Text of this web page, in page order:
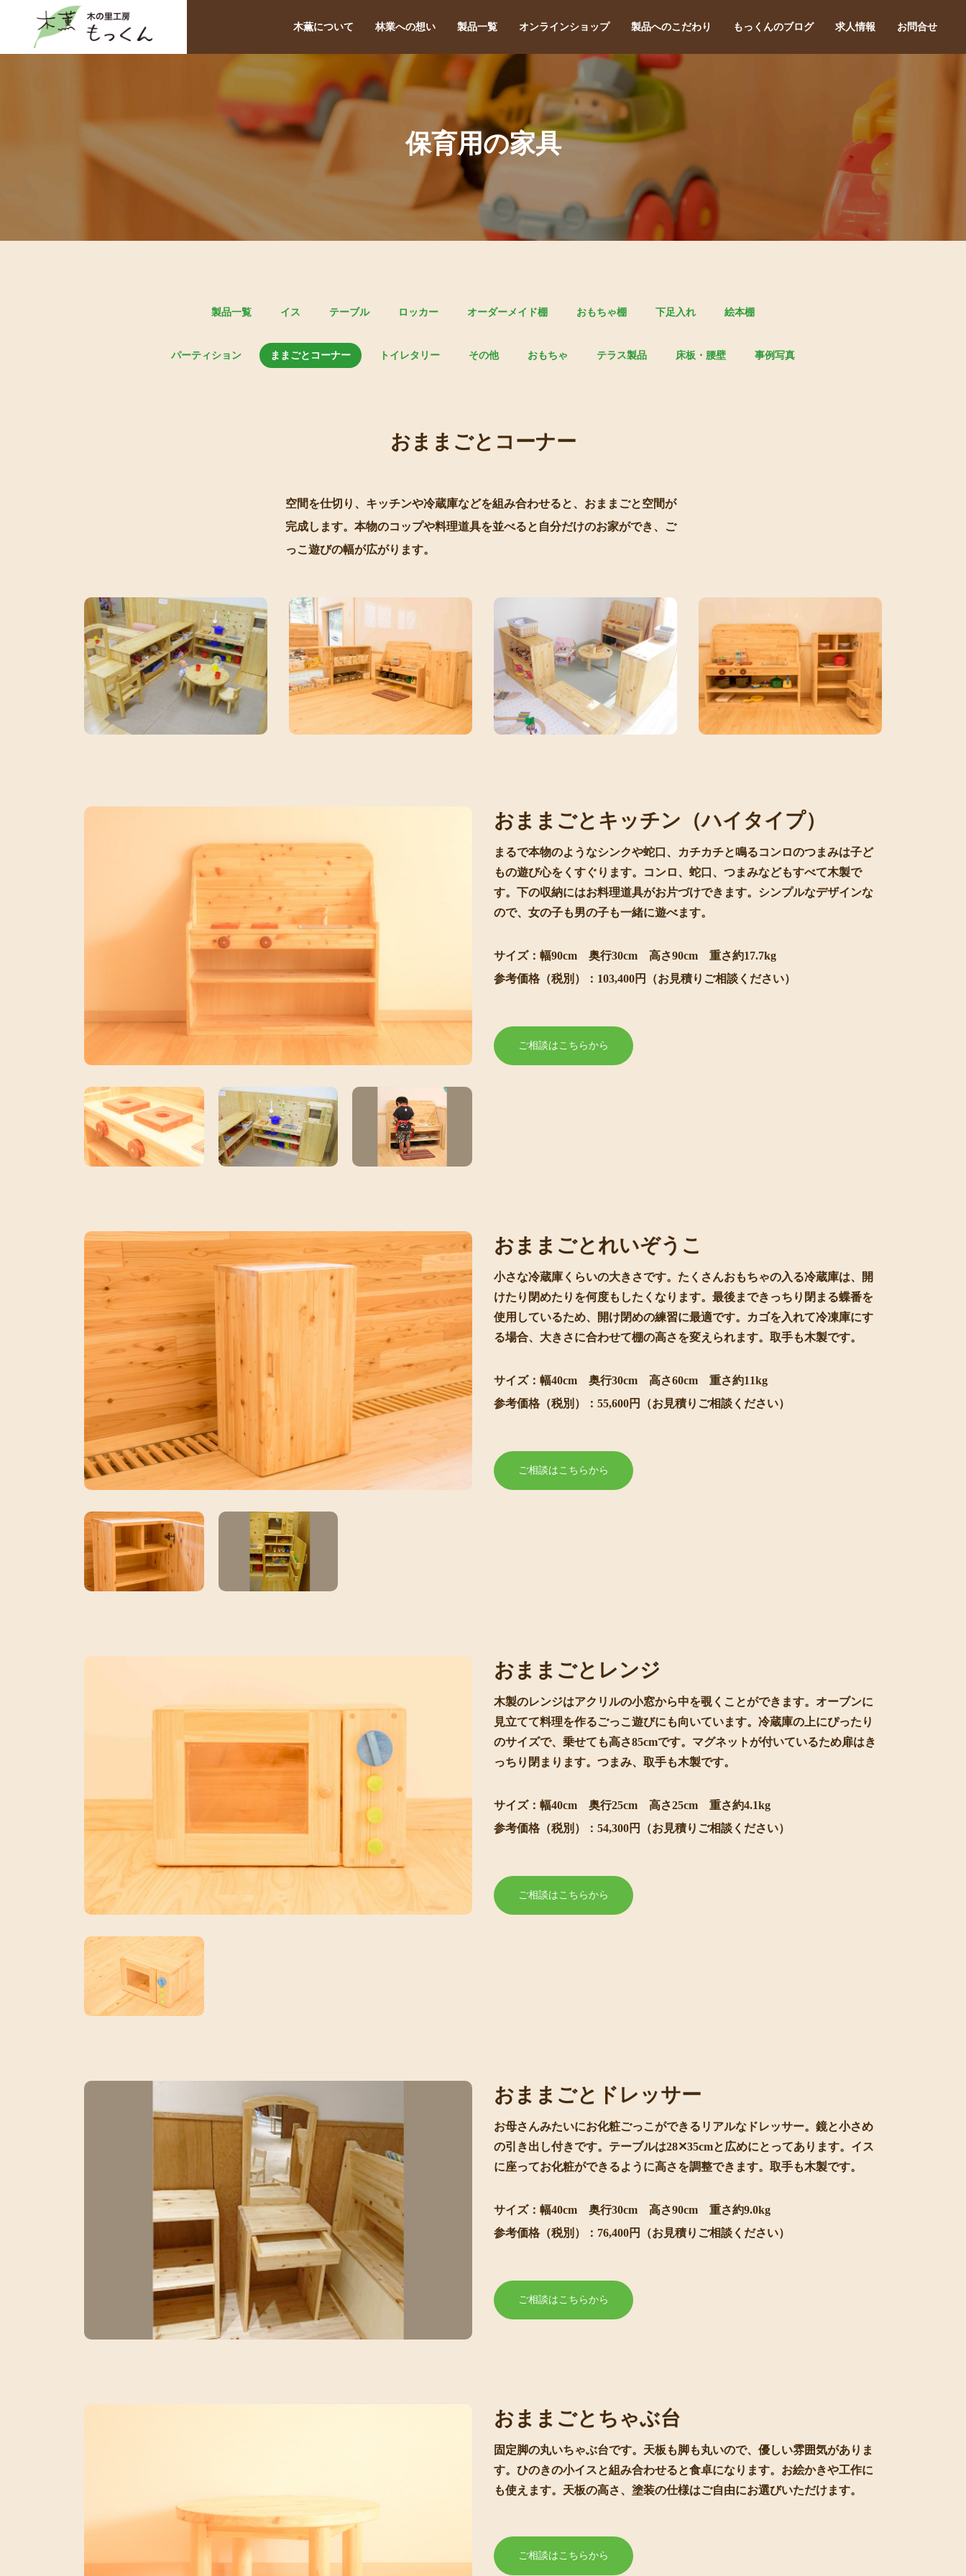
木薫について 林業への想い 製品一覧 オンラインショップ 製品へのこだわり もっくんのブログ 求人情報 お問合せ
保育用の家具
製品一覧 イス テーブル ロッカー オーダーメイド棚 おもちゃ棚 下足入れ 絵本棚
パーティション ままごとコーナー トイレタリー その他 おもちゃ テラス製品 床板・腰壁 事例写真
おままごとコーナー
空間を仕切り、キッチンや冷蔵庫などを組み合わせると、おままごと空間が
完成します。本物のコップや料理道具を並べると自分だけのお家ができ、ご
っこ遊びの幅が広がります。
おままごとキッチン（ハイタイプ）
まるで本物のようなシンクや蛇口、カチカチと鳴るコンロのつまみは子ど
もの遊び心をくすぐります。コンロ、蛇口、つまみなどもすべて木製で
す。下の収納にはお料理道具がお片づけできます。シンプルなデザインな
ので、女の子も男の子も一緒に遊べます。
サイズ：幅90cm 奥行30cm 高さ90cm 重さ約17.7kg
参考価格（税別）：103,400円（お見積りご相談ください）
ご相談はこちらから
おままごとれいぞうこ
小さな冷蔵庫くらいの大きさです。たくさんおもちゃの入る冷蔵庫は、開
けたり閉めたりを何度もしたくなります。最後まできっちり閉まる蝶番を
使用しているため、開け閉めの練習に最適です。カゴを入れて冷凍庫にす
る場合、大きさに合わせて棚の高さを変えられます。取手も木製です。
サイズ：幅40cm 奥行30cm 高さ60cm 重さ約11kg
参考価格（税別）：55,600円（お見積りご相談ください）
ご相談はこちらから
おままごとレンジ
木製のレンジはアクリルの小窓から中を覗くことができます。オーブンに
見立てて料理を作るごっこ遊びにも向いています。冷蔵庫の上にぴったり
のサイズで、乗せても高さ85cmです。マグネットが付いているため扉はき
っちり閉まります。つまみ、取手も木製です。
サイズ：幅40cm 奥行25cm 高さ25cm 重さ約4.1kg
参考価格（税別）：54,300円（お見積りご相談ください）
ご相談はこちらから
おままごとドレッサー
お母さんみたいにお化粧ごっこができるリアルなドレッサー。鏡と小さめ
の引き出し付きです。テーブルは28✕35cmと広めにとってあります。イス
に座ってお化粧ができるように高さを調整できます。取手も木製です。
サイズ：幅40cm 奥行30cm 高さ90cm 重さ約9.0kg
参考価格（税別）：76,400円（お見積りご相談ください）
ご相談はこちらから
おままごとちゃぶ台
固定脚の丸いちゃぶ台です。天板も脚も丸いので、優しい雰囲気がありま
す。ひのきの小イスと組み合わせると食卓になります。お絵かきや工作に
も使えます。天板の高さ、塗装の仕様はご自由にお選びいただけます。
ご相談はこちらから